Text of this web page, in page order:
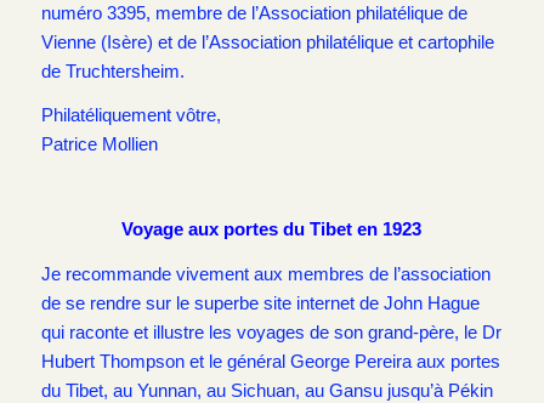
numéro 3395, membre de l’Association philatélique de
Vienne (Isère) et de l’Association philatélique et cartophile
de Truchtersheim.
Philatéliquement vôtre,
Patrice Mollien
Voyage aux portes du Tibet en 1923
Je recommande vivement aux membres de l’association
de se rendre sur le superbe site internet de John Hague
qui raconte et illustre les voyages de son grand-père, le Dr
Hubert Thompson et le général George Pereira aux portes
du Tibet, au Yunnan, au Sichuan, au Gansu jusqu’à Pékin